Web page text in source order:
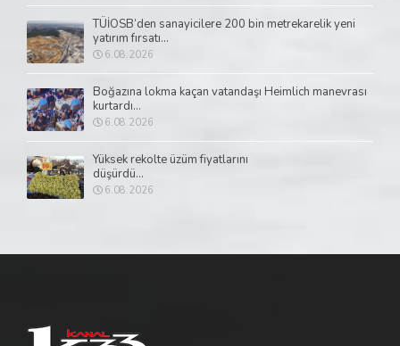
TÜİOSB’den sanayicilere 200 bin metrekarelik yeni
yatırım fırsatı...
6.08.2026
Boğazına lokma kaçan vatandaşı Heimlich manevrası
kurtardı...
6.08.2026
Yüksek rekolte üzüm fiyatlarını
düşürdü...
6.08.2026